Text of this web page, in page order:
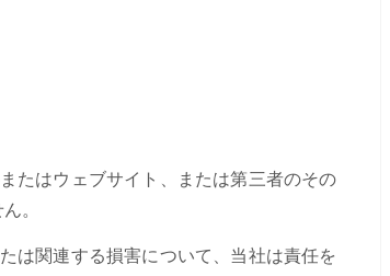
たはウェブサイト、または第三者のその
。
は関連する損害について、当社は責任を